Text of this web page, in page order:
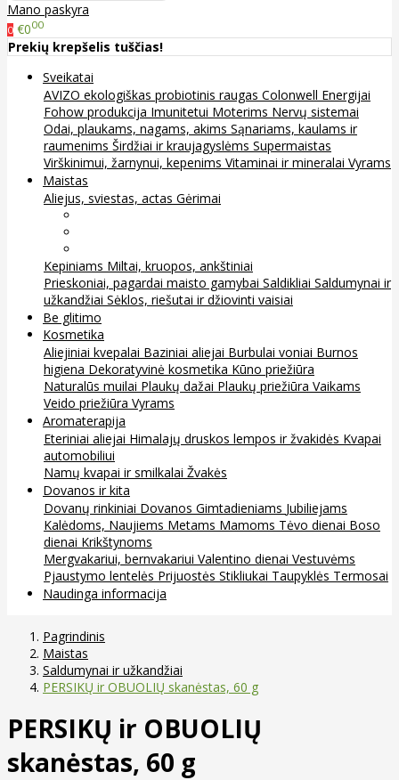
Mano paskyra
0 €000
Prekių krepšelis tuščias!
Sveikatai
AVIZO ekologiškas probiotinis raugas Colonwell Energijai
Fohow produkcija Imunitetui Moterims Nervų sistemai
Odai, plaukams, nagams, akims Sąnariams, kaulams ir
raumenims Širdžiai ir kraujagyslėms Supermaistas
Virškinimui, žarnynui, kepenims Vitaminai ir mineralai Vyrams
Maistas
Aliejus, sviestas, actas Gėrimai
Kepiniams Miltai, kruopos, ankštiniai
Prieskoniai, pagardai maisto gamybai Saldikliai Saldumynai ir
užkandžiai Sėklos, riešutai ir džiovinti vaisiai
Be glitimo
Kosmetika
Aliejiniai kvepalai Baziniai aliejai Burbulai voniai Burnos
higiena Dekoratyvinė kosmetika Kūno priežiūra
Naturalūs muilai Plaukų dažai Plaukų priežiūra Vaikams
Veido priežiūra Vyrams
Aromaterapija
Eteriniai aliejai Himalajų druskos lempos ir žvakidės Kvapai
automobiliui
Namų kvapai ir smilkalai Žvakės
Dovanos ir kita
Dovanų rinkiniai Dovanos Gimtadieniams Jubiliejams
Kalėdoms, Naujiems Metams Mamoms Tėvo dienai Boso
dienai Krikštynoms
Mergvakariui, bernvakariui Valentino dienai Vestuvėms
Pjaustymo lentelės Prijuostės Stikliukai Taupyklės Termosai
Naudinga informacija
Pagrindinis
Maistas
Saldumynai ir užkandžiai
PERSIKŲ ir OBUOLIŲ skanėstas, 60 g
PERSIKŲ ir OBUOLIŲ
skanėstas, 60 g